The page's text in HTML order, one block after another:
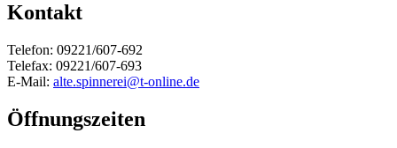
Kontakt
Telefon: 09221/607-692
Telefax: 09221/607-693
E-Mail: alte.spinnerei@t-online.de
Öffnungszeiten